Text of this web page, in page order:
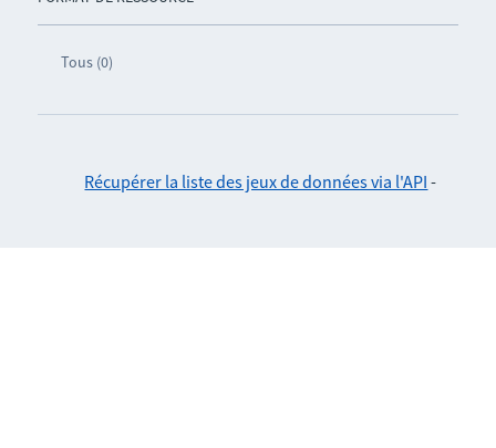
Tous (0)
Récupérer la liste des jeux de données via l'API -